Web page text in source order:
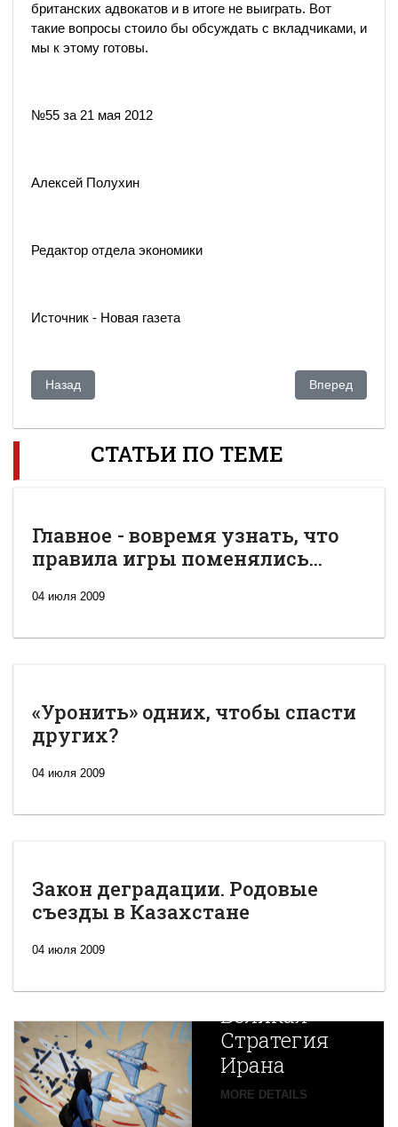
британских адвокатов и в итоге не выиграть. Вот
такие вопросы стоило бы обсуждать с вкладчиками, и
мы к этому готовы.
№55 за 21 мая 2012
Алексей Полухин
Редактор отдела экономики
Источник - Новая газета
Предыдущий: Счет на миллиарды. Саммит НАТО в Чикаго
Назад Следующий:
Вперед
СТАТЬИ ПО ТЕМЕ
Главное - вовремя узнать, что
правила игры поменялись...
04 июля 2009
«Уронить» одних, чтобы спасти
других?
04 июля 2009
Закон деградации. Родовые
съезды в Казахстане
04 июля 2009
Новая
Великая
Стратегия
Ирана
MORE DETAILS
Путин